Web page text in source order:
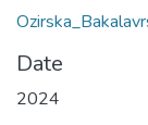
Date
2024